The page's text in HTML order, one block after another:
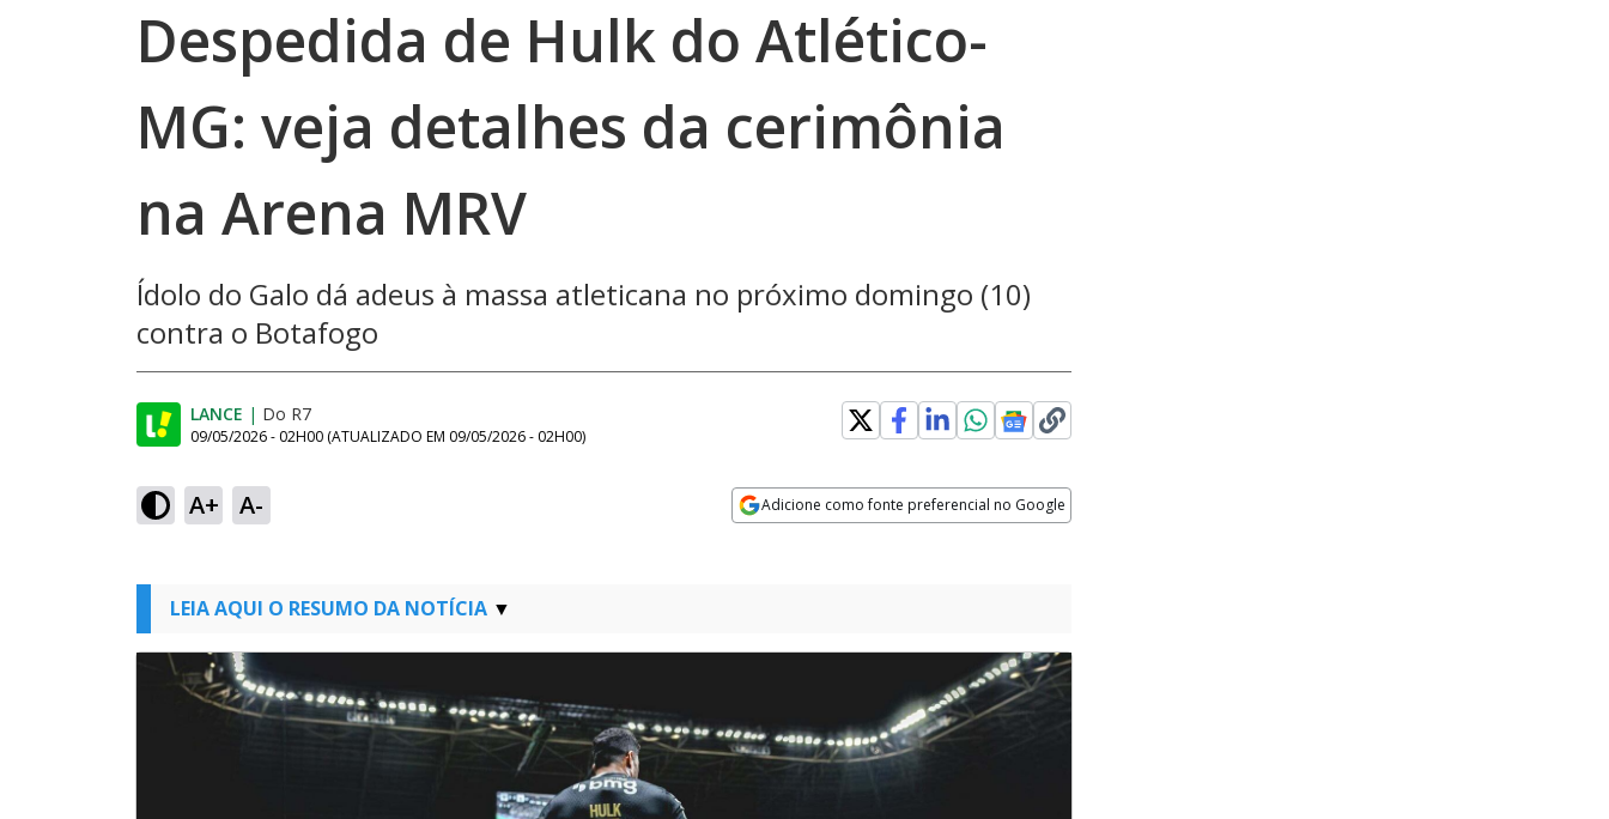
Despedida de Hulk do Atlético-
MG: veja detalhes da cerimônia
na Arena MRV
Ídolo do Galo dá adeus à massa atleticana no próximo domingo (10)
contra o Botafogo
LANCE | Do R7
09/05/2026 - 02H00 (ATUALIZADO EM 09/05/2026 - 02H00)
A+ A- Adicione como fonte preferencial no Google
LEIA AQUI O RESUMO DA NOTÍCIA